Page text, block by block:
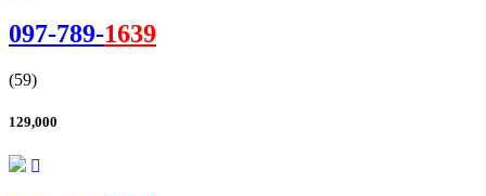
097-789-1639
(59)
129,000